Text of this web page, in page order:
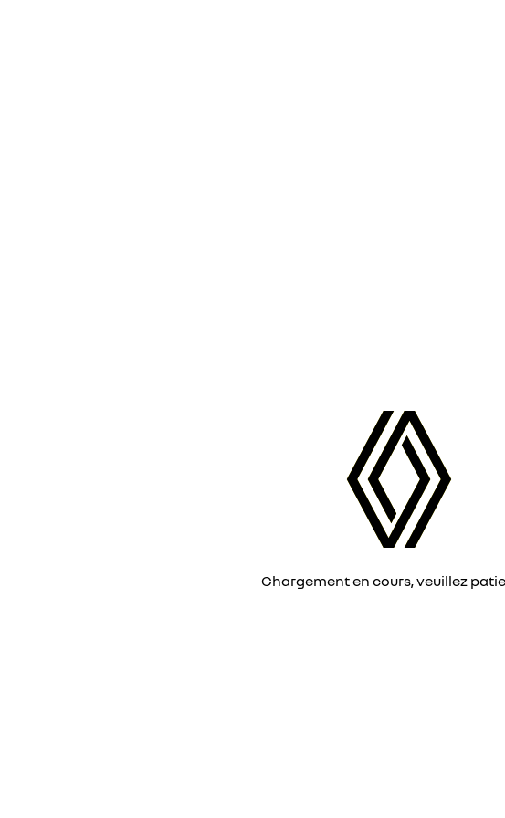
Chargement en cours, veuillez